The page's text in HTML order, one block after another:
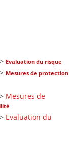
Evaluation du risque
Mesures de protection
Mesures de
Evaluation du